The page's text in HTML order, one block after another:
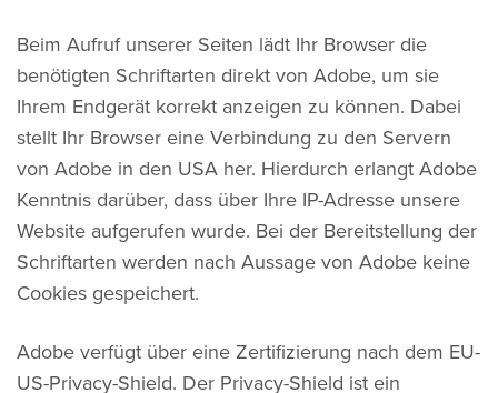
Beim Aufruf unserer Seiten lädt Ihr Browser die
benötigten Schriftarten direkt von Adobe, um sie
Ihrem Endgerät korrekt anzeigen zu können. Dabei
stellt Ihr Browser eine Verbindung zu den Servern
von Adobe in den USA her. Hierdurch erlangt Adobe
Kenntnis darüber, dass über Ihre IP-Adresse unsere
Website aufgerufen wurde. Bei der Bereitstellung der
Schriftarten werden nach Aussage von Adobe keine
Cookies gespeichert.
Adobe verfügt über eine Zertifizierung nach dem EU-
US-Privacy-Shield. Der Privacy-Shield ist ein